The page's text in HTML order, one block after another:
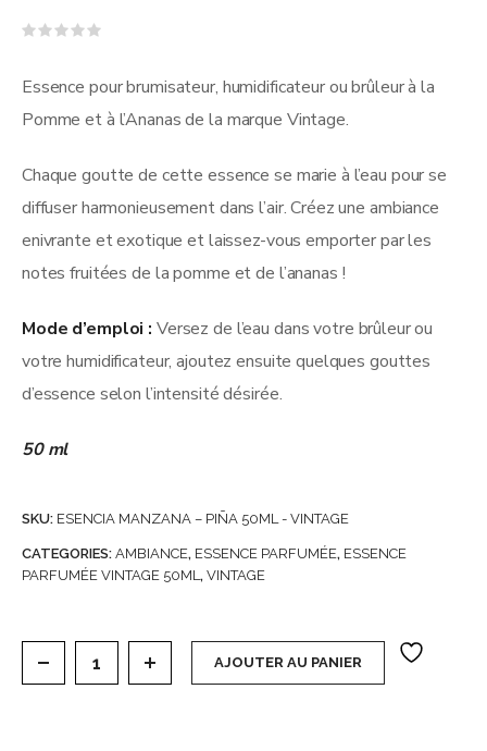
5
Essence pour brumisateur, humidificateur ou brûleur à la
Pomme et à l’Ananas de la marque Vintage.
Chaque goutte de cette essence se marie à l’eau pour se
diffuser harmonieusement dans l’air. Créez une ambiance
enivrante et exotique et laissez-vous emporter par les
notes fruitées de la pomme et de l’ananas !
Mode d’emploi : Versez de l’eau dans votre brûleur ou
votre humidificateur, ajoutez ensuite quelques gouttes
d’essence selon l’intensité désirée.
50 ml
SKU: ESENCIA MANZANA – PIÑA 50ML - VINTAGE
CATEGORIES: AMBIANCE, ESSENCE PARFUMÉE, ESSENCE
PARFUMÉE VINTAGE 50ML, VINTAGE
Carton de 12 Essences Vintage 50 ml (soit 1,07€
AJOUTER AU PANIER